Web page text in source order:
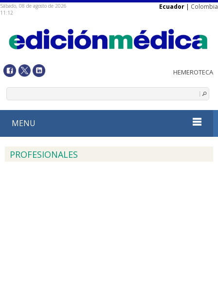
Sábado, 08 de agosto de 2026
11:12
Ecuador | Colombia
MENU
PROFESIONALES